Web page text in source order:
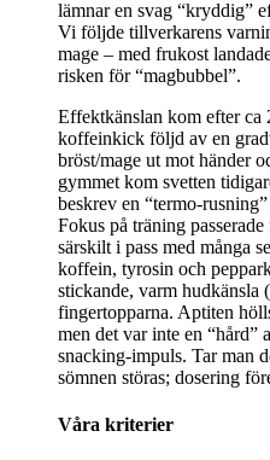
lämnar en svag “kryddig”
Vi följde tillverkarens
mage – med frukost
risken för “magbubbel”.
Effektkänslan kom efter ca
koffeinkick följd av en
bröst/mage ut mot händer
gymmet kom svetten
beskrev en
Fokus på träning
särskilt i pass med många
koffein, tyrosin och
stickande, varm hudkänsla
fingertopparna. Aptiten
men det var inte en “hård”
snacking‑impuls. Tar man
sömnen störas; dosering
Våra kriterier